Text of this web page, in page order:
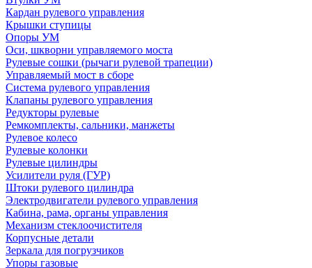
Кардан рулевого управления
Крышки ступицы
Опоры УМ
Оси, шкворни управляемого моста
Рулевые сошки (рычаги рулевой трапеции)
Управляемый мост в сборе
Система рулевого управления
Клапаны рулевого управления
Редукторы рулевые
Ремкомплекты, сальники, манжеты
Рулевое колесо
Рулевые колонки
Рулевые цилиндры
Усилители руля (ГУР)
Штоки рулевого цилиндра
Электродвигатели рулевого управления
Кабина, рама, органы управления
Механизм стеклоочистителя
Корпусные детали
Зеркала для погрузчиков
Упоры газовые